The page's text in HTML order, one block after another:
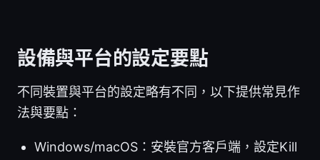
設備與平台的設定要點
不同裝置與平台的設定略有不同，以下提供常見作
法與要點：
Windows/macOS：安裝官方客戶端，設定Kill